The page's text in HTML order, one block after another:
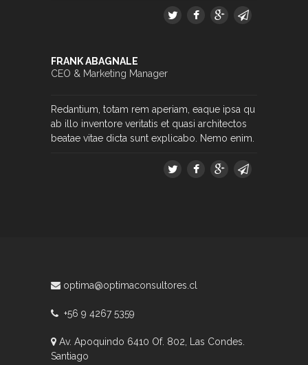
FRANK ABAGNALE
CEO & Marketing Manager
Redantium, totam rem aperiam, eaque ipsa qu
ab illo inventore veritatis et quasi architectos
beatae vitae dicta sunt explicabo. Nemo enim.
optima@optimaconsultores.cl
+56 9 4267 5359
Av. Apoquindo 6410 Of. 802, Las Condes.
Santiago